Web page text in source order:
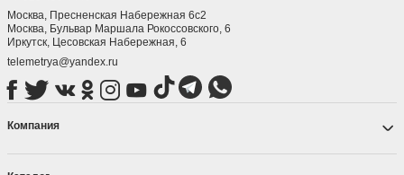
Москва, Пресненская Набережная 6с2
Москва, ​Бульвар Маршала Рокоссовского, 6
Иркутск, ​Цесовская Набережная, 6
telemetrya@yandex.ru
Компания